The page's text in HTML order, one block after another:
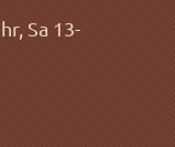
Sa 13-